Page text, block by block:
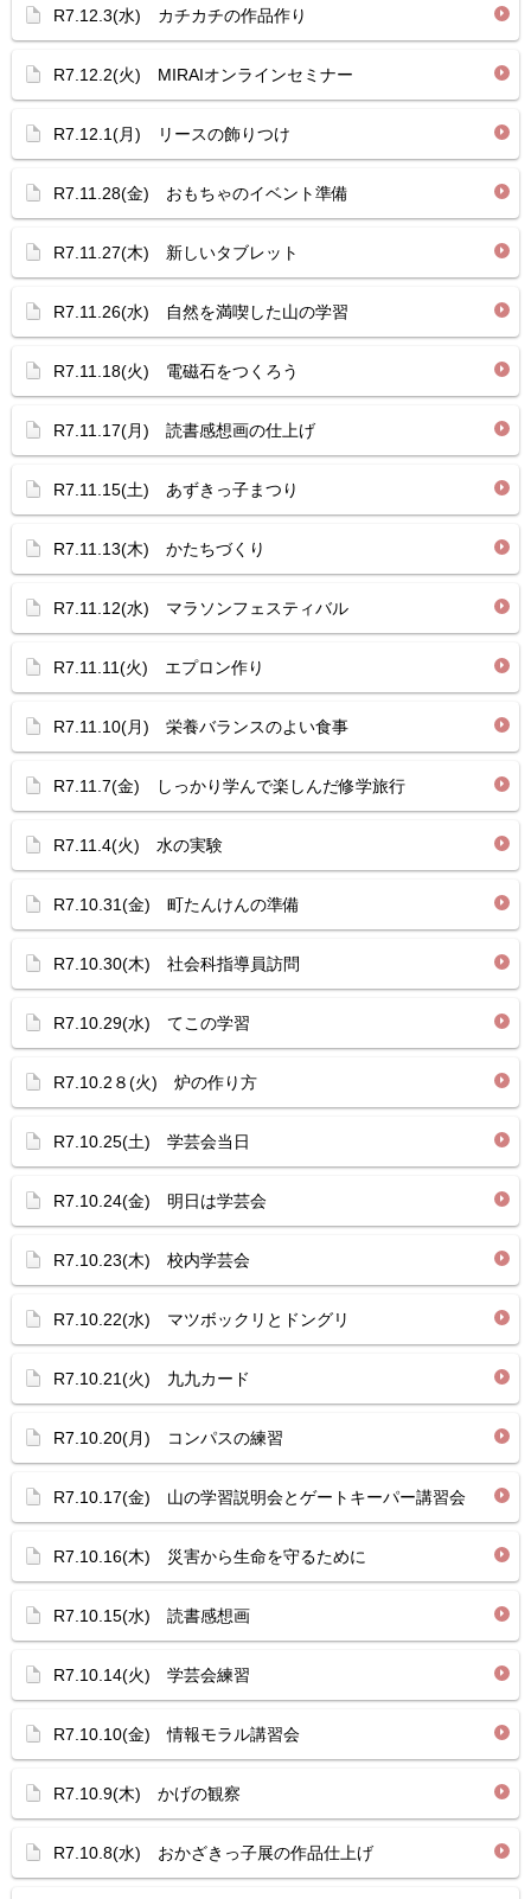
R7.12.3(水) カチカチの作品作り
R7.12.2(火) MIRAIオンラインセミナー
R7.12.1(月) リースの飾りつけ
R7.11.28(金) おもちゃのイベント準備
R7.11.27(木) 新しいタブレット
R7.11.26(水) 自然を満喫した山の学習
R7.11.18(火) 電磁石をつくろう
R7.11.17(月) 読書感想画の仕上げ
R7.11.15(土) あずきっ子まつり
R7.11.13(木) かたちづくり
R7.11.12(水) マラソンフェスティバル
R7.11.11(火) エプロン作り
R7.11.10(月) 栄養バランスのよい食事
R7.11.7(金) しっかり学んで楽しんだ修学旅行
R7.11.4(火) 水の実験
R7.10.31(金) 町たんけんの準備
R7.10.30(木) 社会科指導員訪問
R7.10.29(水) てこの学習
R7.10.2８(火) 炉の作り方
R7.10.25(土) 学芸会当日
R7.10.24(金) 明日は学芸会
R7.10.23(木) 校内学芸会
R7.10.22(水) マツボックリとドングリ
R7.10.21(火) 九九カード
R7.10.20(月) コンパスの練習
R7.10.17(金) 山の学習説明会とゲートキーパー講習会
R7.10.16(木) 災害から生命を守るために
R7.10.15(水) 読書感想画
R7.10.14(火) 学芸会練習
R7.10.10(金) 情報モラル講習会
R7.10.9(木) かげの観察
R7.10.8(水) おかざきっ子展の作品仕上げ